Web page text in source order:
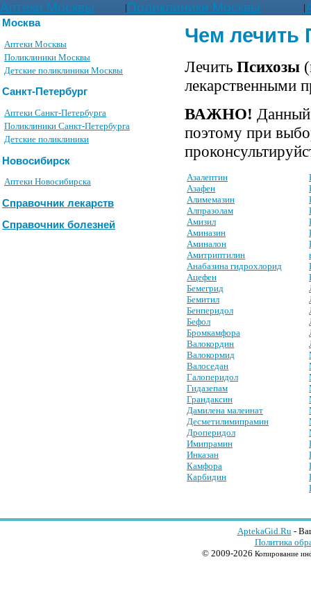
Аптеки Москвы |Поликлиники Москвы |
Москва
Аптеки Москвы
Поликлиники Москвы
Детские поликлиники Москвы
Санкт-Петербург
Аптеки Санкт-Петербурга
Поликлиники Санкт-Петербурга
Детские поликлиники
Новосибирск
Аптеки Новосибирска
Справочник лекарств
Справочник болезней
Чем лечить
Лечить Психозы
лекарственными
ВАЖНО! Данный
поэтому при
Азалептин
Азафен
Алимемазин
Алпразолам
Амизил
Аминазин
Аминалон
Амитриптилин
Анабазина гидрохлорид
Ацефен
Бемегрид
Бемитил
Бенперидол
Бефол
Бромкамфора
Валокордин
Валокормид
Валоседан
Галоперидол
Гидазепам
Грандаксин
Дамилена малеинат
Десметилимипрамин
Дроперидол
Имипрамин
Инказан
Камфора
Карбидин
AptekaGid.Ru-
Политика
© 2009-2026 Копирование